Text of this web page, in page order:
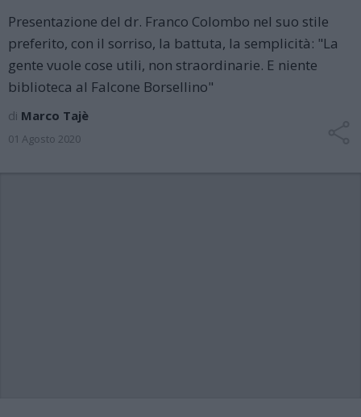
Presentazione del dr. Franco Colombo nel suo stile
preferito, con il sorriso, la battuta, la semplicità: "La
gente vuole cose utili, non straordinarie. E niente
biblioteca al Falcone Borsellino"
di Marco Tajè
01 Agosto 2020